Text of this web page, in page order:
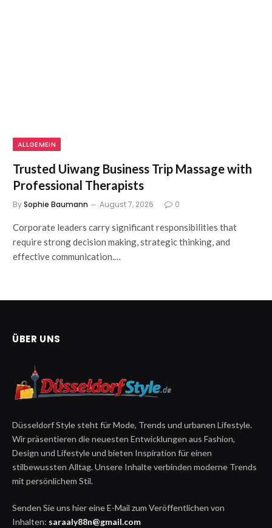
ALLGEMEIN
Trusted Uiwang Business Trip Massage with
Professional Therapists
BySophie Baumann August 7, 2026 0
Corporate leaders carry significant responsibilities that
require strong decision making, strategic thinking, and
effective communication.…
ÜBER UNS
Düsseldorf Style steht für Mode, Trends und urbanen Lifestyle.
Wir präsentieren die neuesten Entwicklungen aus Fashion,
Design und Lifestyle und bieten Inspiration für einen
stilbewussten Alltag. Unsere Inhalte verbinden moderne Trends
mit persönlichem Stil.
Senden Sie uns hier eine E-Mail zum Veröffentlichen von
Inhalten: saraaly88n@gmail.com